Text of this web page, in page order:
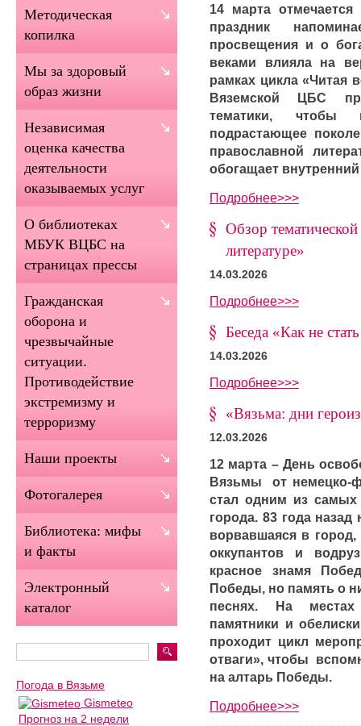
14 марта
праздник
просвещения и о
веками влияла на
рамках цикла «Читая
Вяземской ЦБС
тематики, чтобы
подрастающее
православной
обогащает
Подробнее>>>
Обзор
литературе»
14.03.2026
Подробнее>>>
Беседа «Как не
14.03.2026
Подробнее>>>
«Вязьма: дни
12.03.2026
12 марта – День
Вязьмы от немецко-
стал одним из
города. 83 года
ворвавшаяся в
оккупантов и
красное знамя
Победы, но память о
песнях. На
памятники и
проходит цикл
отваги», чтобы
на алтарь Победы.
Подробнее>>>
Методическая
копилка
Мы за здоровый
образ жизни
Независимая
оценка качества
деятельности
оказываемых услуг
О библиотеках
МБУК ВЦБС на
страницах прессы
Гражданская
оборона и
чрезвычайные
ситуации.
Противодействие
экстремизму и
терроризму
Наши проекты
Фотогалерея
Библиотека: мифы
и факты
Электронный
каталог
Погода в Вязьме
Gismeteo
Прогноз на 2 недели